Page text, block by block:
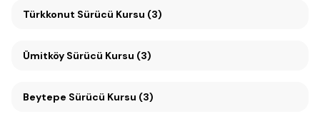
Türkkonut Sürücü Kursu (3)
Ümitköy Sürücü Kursu (3)
Beytepe Sürücü Kursu (3)